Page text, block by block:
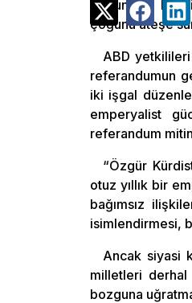
çoğunluğu bu
çoğunu ateşe
ABD
referandumun
iki işgal
emperyalist
referandum
“Özgür
otuz yıllık bir
bağımsız
isimlendirmesi,
Ancak siyasi
milletleri
bozguna